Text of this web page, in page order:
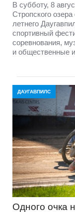
В субботу, 8
Стропского
летнего
спортивный
соревнования,
и общественные
ДАУГАВПИЛС
Одного очка